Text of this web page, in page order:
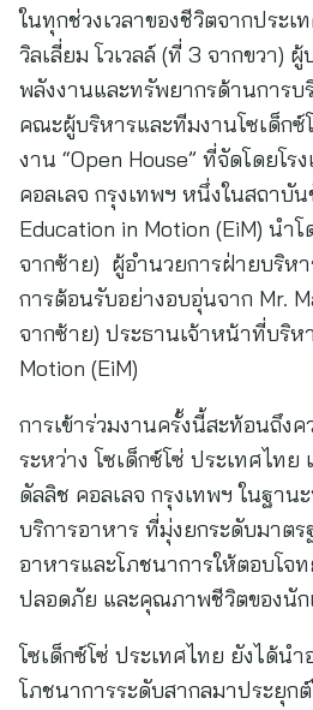
ในทุกช่วงเวลาของชีวิตจากประ
วิลเลี่ยม โวเวลล์ (ที่ 3 จากขวา)
พลังงานและทรัพยากรด้านการบ
คณะผู้บริหารและทีมงานโซเด็กซ์
งาน “Open House” ที่จัดโดยโ
คอลเลจ กรุงเทพฯ หนึ่งในสถาบั
Education in Motion (EiM) นำ
จากซ้าย) ผู้อำนวยการฝ่ายบริห
การต้อนรับอย่างอบอุ่นจาก Mr.
จากซ้าย) ประธานเจ้าหน้าที่บริห
Motion (EiM)
การเข้าร่วมงานครั้งนี้สะท้อนถึง
ระหว่าง โซเด็กซ์โซ่ ประเทศไทย
ดัลลิช คอลเลจ กรุงเทพฯ ในฐา
บริการอาหาร ที่มุ่งยกระดับมาต
อาหารและโภชนาการให้ตอบโจ
ปลอดภัย และคุณภาพชีวิตของนัก
โซเด็กซ์โซ่ ประเทศไทย ยังได้น
โภชนาการระดับสากลมาประยุกต์